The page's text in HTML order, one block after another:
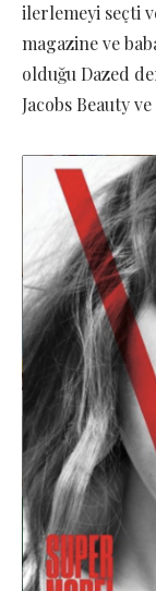
ilerlemeyi seçti
magazine ve
olduğu Dazed
Jacobs Beauty